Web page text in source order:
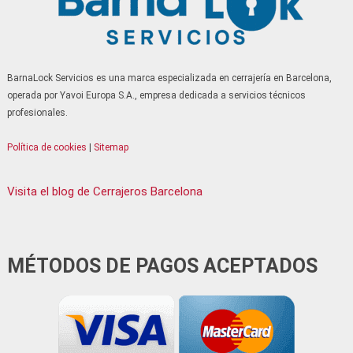
Serrallers Sant Vicenç dels Horts
Serrallers Santa Coloma de Cervelló
Serrallers Santa Perpètua de Mogoda
Serrallers Sitges
Serrallers Tiana
Serrallers Torrelles de Llobregat
BarnaLock Servicios es una marca especializada en cerrajería en Barcelona,
operada por Yavoi Europa S.A., empresa dedicada a servicios técnicos
profesionales.
Política de cookies Sitemap
Visita el blog de Cerrajeros Barcelona
MÉTODOS DE PAGOS ACEPTADOS